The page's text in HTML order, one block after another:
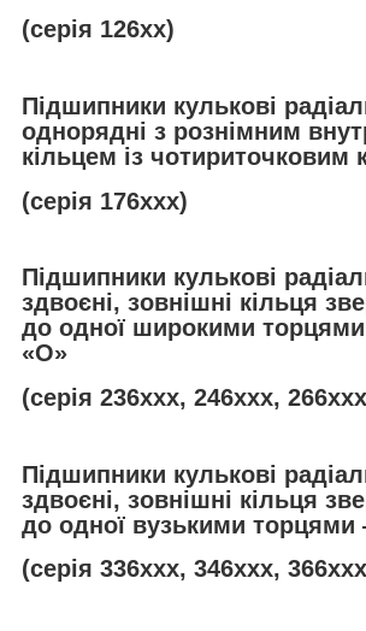
(серія 126хх)
Підшипники кулькові
однорядні з рознімним
кільцем із чотириточковим
(серія 176ххх)
Підшипники кулькові
здвоєні, зовнішні кільця
до одної широкими
«О»
(серія 236ххх, 246ххх,
Підшипники кулькові
здвоєні, зовнішні кільця
до одної вузькими
(серія 336ххх, 346ххх,